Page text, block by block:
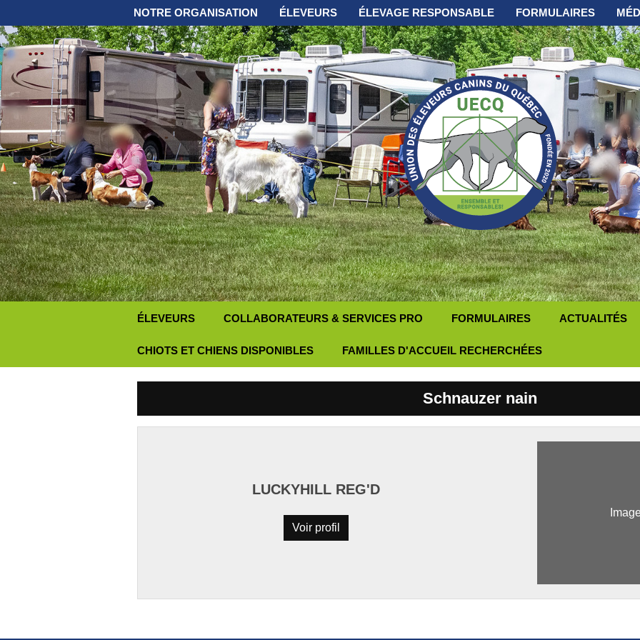
NOTRE ORGANISATION ÉLEVEURS ÉLEVAGE RESPONSABLE FORMULAIRES
ÉLEVEURS COLLABORATEURS & SERVICES PRO FORMULAIRES ACTUALITÉS
CHIOTS ET CHIENS DISPONIBLES FAMILLES D'ACCUEIL RECHERCHÉES
Schnauzer nain
LUCKYHILL REG'D
Voir profil